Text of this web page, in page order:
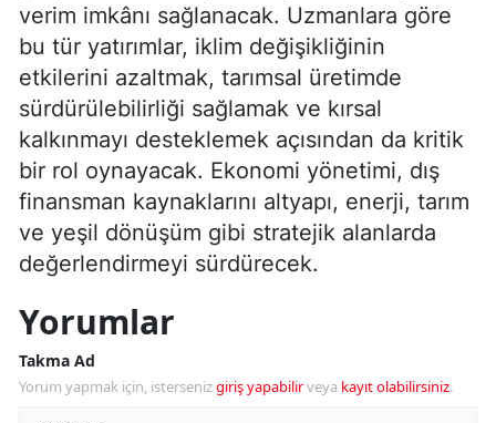
verim imkânı sağlanacak. Uzmanlara göre
bu tür yatırımlar, iklim değişikliğinin
etkilerini azaltmak, tarımsal üretimde
sürdürülebilirliği sağlamak ve kırsal
kalkınmayı desteklemek açısından da kritik
bir rol oynayacak. Ekonomi yönetimi, dış
finansman kaynaklarını altyapı, enerji, tarım
ve yeşil dönüşüm gibi stratejik alanlarda
değerlendirmeyi sürdürecek.
Yorumlar
Takma Ad
Yorum yapmak için, istersenizgiriş yapabilirveya kayıt olabilirsiniz.